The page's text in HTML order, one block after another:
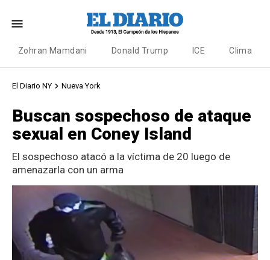
Zohran Mamdani Donald Trump ICE Clima
El Diario NY Nueva York
Buscan sospechoso de ataque
sexual en Coney Island
El sospechoso atacó a la víctima de 20 luego de
amenazarla con un arma